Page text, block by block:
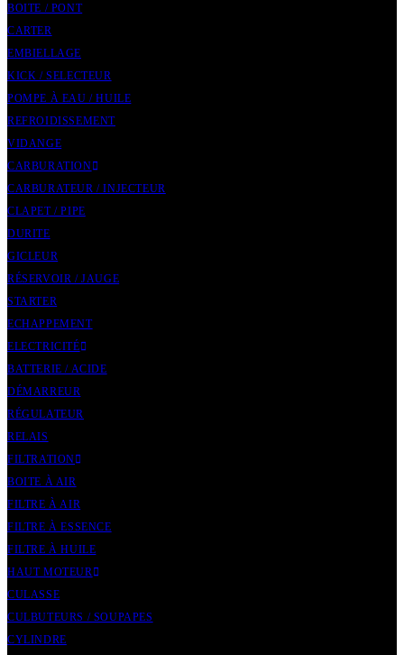
BOITE / PONT
CARTER
EMBIELLAGE
KICK / SELECTEUR
POMPE À EAU / HUILE
REFROIDISSEMENT
VIDANGE
CARBURATION
CARBURATEUR / INJECTEUR
CLAPET / PIPE
DURITE
GICLEUR
RÉSERVOIR / JAUGE
STARTER
ECHAPPEMENT
ELECTRICITÉ
BATTERIE / ACIDE
DÉMARREUR
RÉGULATEUR
RELAIS
FILTRATION
BOITE À AIR
FILTRE À AIR
FILTRE À ESSENCE
FILTRE À HUILE
HAUT MOTEUR
CULASSE
CULBUTEURS / SOUPAPES
CYLINDRE